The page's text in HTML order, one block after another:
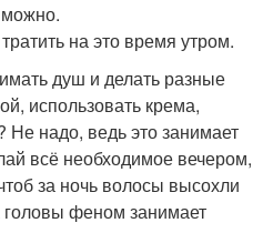
можно.
на это время утром.
душ и делать разные
использовать крема,
Не надо, ведь это занимает
всё необходимое вечером,
за ночь волосы высохли
феном занимает